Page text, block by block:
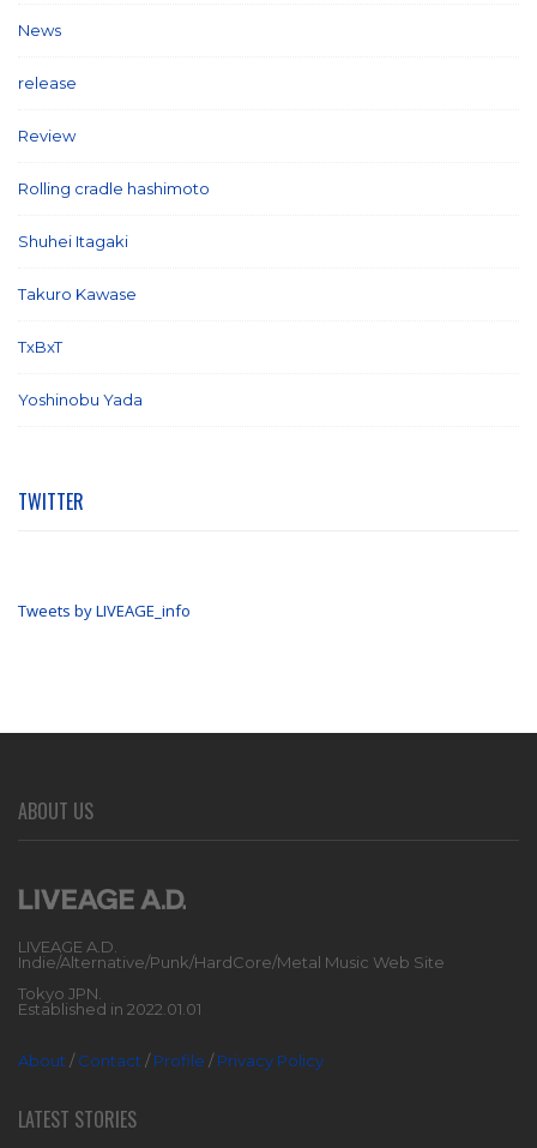
News
release
Review
Rolling cradle hashimoto
Shuhei Itagaki
Takuro Kawase
TxBxT
Yoshinobu Yada
TWITTER
Tweets by LIVEAGE_info
ABOUT US
LIVEAGE A.D.
Indie/Alternative/Punk/HardCore/Metal Music Web Site
Tokyo JPN.
Established in 2022.01.01
About /Contact /Profile /Privacy Policy
LATEST STORIES